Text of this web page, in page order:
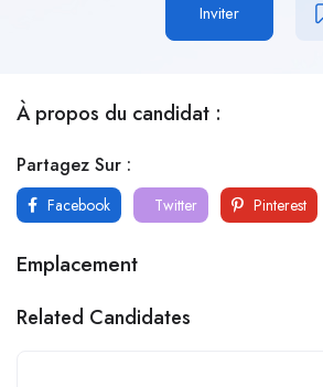
Inviter
À propos du candidat :
Partagez Sur :
Facebook Twitter Pinterest
Emplacement
Related Candidates